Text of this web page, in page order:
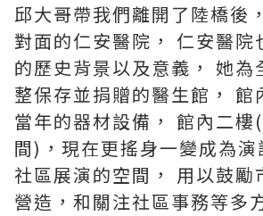
邱大哥帶我們離開了陸橋後
對面的仁安醫院， 仁安醫院
的歷史背景以及意義， 她為
整保存並捐贈的醫生館， 館
當年的器材設備， 館內二樓
間)，現在更搖身一變成為演
社區展演的空間， 用以鼓勵
營造，和關注社區事務等多